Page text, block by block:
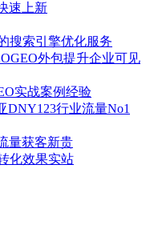
速上新
搜索引擎优化服务
GEO外包提升企业可见
实战案例经验
DNY123行业流量No1
量获客新贵
化效果实站